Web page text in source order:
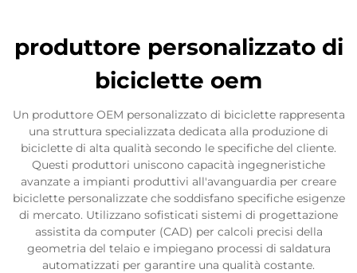
produttore personalizzato di
biciclette oem
Un produttore OEM personalizzato di biciclette rappresenta
una struttura specializzata dedicata alla produzione di
biciclette di alta qualità secondo le specifiche del cliente.
Questi produttori uniscono capacità ingegneristiche
avanzate a impianti produttivi all'avanguardia per creare
biciclette personalizzate che soddisfano specifiche esigenze
di mercato. Utilizzano sofisticati sistemi di progettazione
assistita da computer (CAD) per calcoli precisi della
geometria del telaio e impiegano processi di saldatura
automatizzati per garantire una qualità costante.